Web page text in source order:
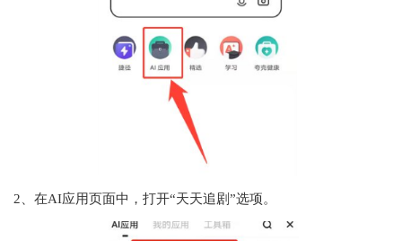
2、在AI应用页面中，打开“天天追剧”选项。